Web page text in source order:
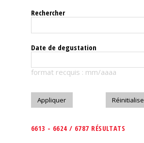
Le
magazine
Télécharger
Rechercher
Date de degustation
format recquis : mm/aaaa
6613 - 6624 / 6787 RÉSULTATS